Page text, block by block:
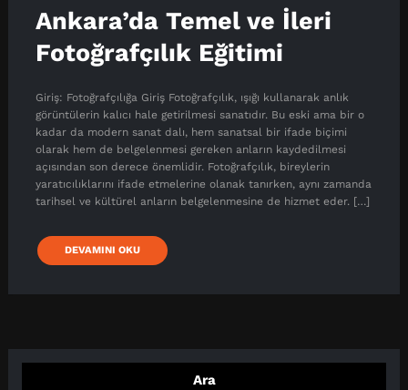
Ankara’da Temel ve İleri
Fotoğrafçılık Eğitimi
Giriş: Fotoğrafçılığa Giriş Fotoğrafçılık, ışığı kullanarak anlık
görüntülerin kalıcı hale getirilmesi sanatıdır. Bu eski ama bir o
kadar da modern sanat dalı, hem sanatsal bir ifade biçimi
olarak hem de belgelenmesi gereken anların kaydedilmesi
açısından son derece önemlidir. Fotoğrafçılık, bireylerin
yaratıcılıklarını ifade etmelerine olanak tanırken, aynı zamanda
tarihsel ve kültürel anların belgelenmesine de hizmet eder. […]
DEVAMINI OKU
Ara